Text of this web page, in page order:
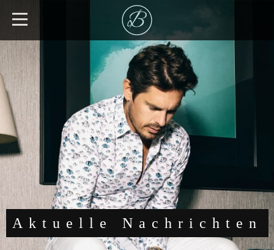
Aktuelle Nachrichten